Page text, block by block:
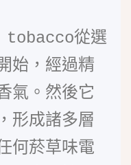
tobacco從選
始，經過精
氣。然後它
形成諸多層
何菸草味電